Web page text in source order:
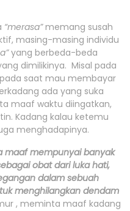
“merasa”memang susah
masing-masing individu
yang berbeda-beda
dimilikinya. Misal pada
saat mau membayar
ada yang suka
maaf waktu diingatkan,
Kadang kalau ketemu
menghadapinya.
maaf mempunyai banyak
obat dari luka hati,
dalam sebuah
menghilangkan dendam
, meminta maaf kadang